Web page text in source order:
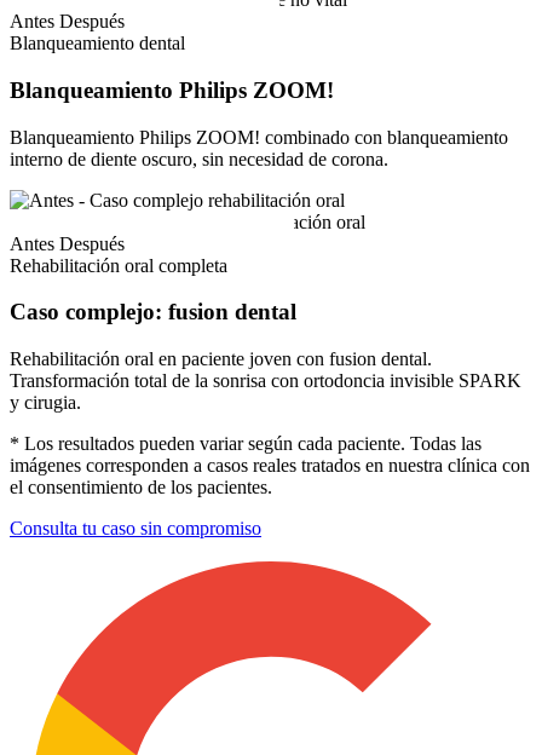
Antes Después
Blanqueamiento dental
Blanqueamiento Philips ZOOM!
Blanqueamiento Philips ZOOM! combinado con blanqueamiento
interno de diente oscuro, sin necesidad de corona.
Antes Después
Rehabilitación oral completa
Caso complejo: fusion dental
Rehabilitación oral en paciente joven con fusion dental.
Transformación total de la sonrisa con ortodoncia invisible SPARK
y cirugia.
* Los resultados pueden variar según cada paciente. Todas las
imágenes corresponden a casos reales tratados en nuestra clínica con
el consentimiento de los pacientes.
Consulta tu caso sin compromiso